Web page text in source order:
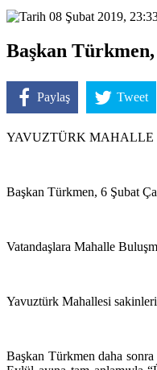
08 Şubat 2019,
Başkan
Paylaş Tweet
YAVUZTÜRK MAHALLE
Başkan Türkmen, 6 Şubat
Vatandaşlara Mahalle
Yavuztürk Mahallesi
Başkan Türkmen daha sonra